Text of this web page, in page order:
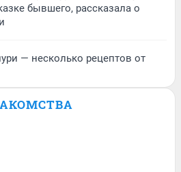
бывшего, рассказала о
— несколько рецептов от